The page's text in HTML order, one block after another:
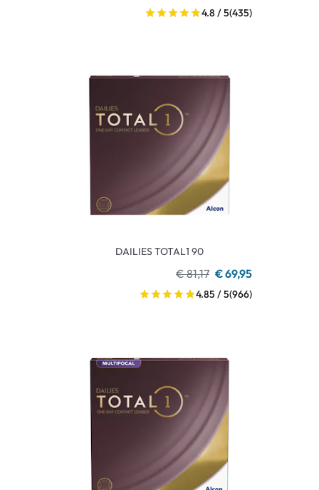
4.8 / 5(435)
DAILIES TOTAL1 90
€ 81,17 € 69,95
4.85 / 5(966)